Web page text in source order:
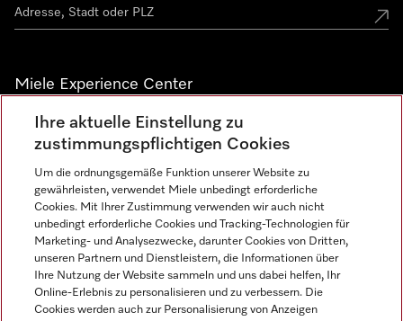
Miele Experience Center
Alle Miele Experience Center anzeigen
Newsletter
Ihre aktuelle Einstellung zu
zustimmungspflichtigen Cookies
Um die ordnungsgemäße Funktion unserer Website zu
gewährleisten, verwendet Miele unbedingt erforderliche
Cookies. Mit Ihrer Zustimmung verwenden wir auch nicht
unbedingt erforderliche Cookies und Tracking-Technologien für
Marketing- und Analysezwecke, darunter Cookies von Dritten,
unseren Partnern und Dienstleistern, die Informationen über
Ihre Nutzung der Website sammeln und uns dabei helfen, Ihr
Online-Erlebnis zu personalisieren und zu verbessern. Die
Cookies werden auch zur Personalisierung von Anzeigen